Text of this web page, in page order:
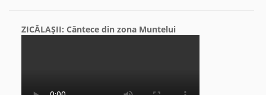
ZICĂLAŞII: Cântece din zona Muntelui